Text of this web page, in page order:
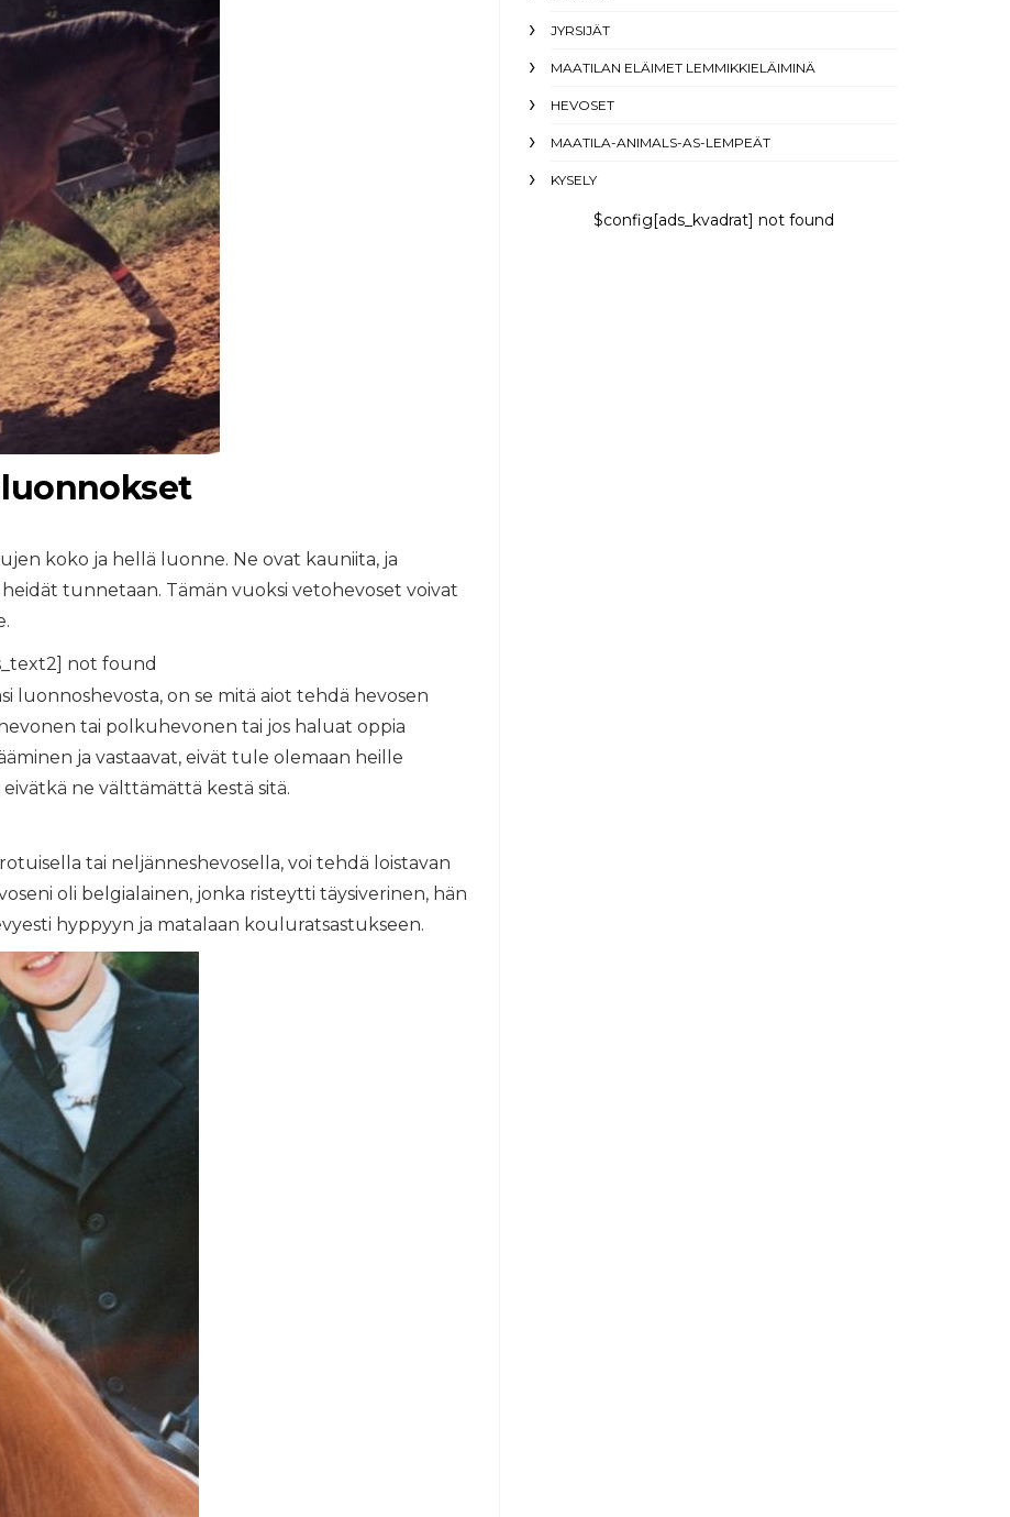
koko ja hellä luonne. Ne ovat kauniita, ja
tunnetaan. Tämän vuoksi vetohevoset voivat
not found
luonnoshevosta, on se mitä aiot tehdä hevosen
tai polkuhevonen tai jos haluat oppia
ja vastaavat, eivät tule olemaan heille
ne välttämättä kestä sitä.
tai neljänneshevosella, voi tehdä loistavan
oli belgialainen, jonka risteytti täysiverinen, hän
hyppyyn ja matalaan kouluratsastukseen.
JYRSIJÄT
MAATILAN ELÄIMET LEMMIKKIELÄIMINÄ
HEVOSET
MAATILA-ANIMALS-AS-LEMPEÄT
KYSELY
$config[ads_kvadrat] not found